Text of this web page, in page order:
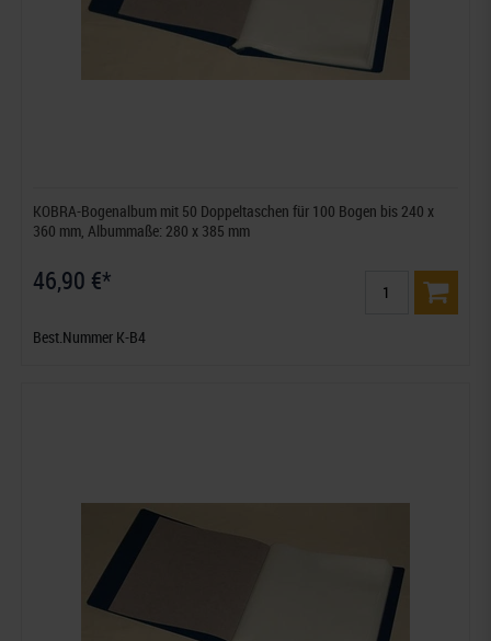
KOBRA-Bogenalbum mit 50 Doppeltaschen für 100 Bogen bis 240 x
360 mm, Albummaße: 280 x 385 mm
46,90 €*
Best.Nummer K-B4